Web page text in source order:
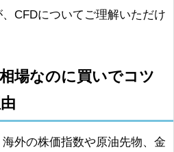
CFDについてご理解いただけ
場なのに買いでコツ
外の株価指数や原油先物、金